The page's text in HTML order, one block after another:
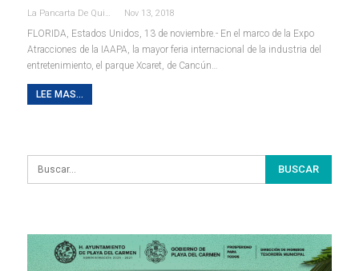
La Pancarta De Quintana Roo Nov 13, 2018
FLORIDA, Estados Unidos, 13 de noviembre.- En el marco de la Expo
Atracciones de la IAAPA, la mayor feria internacional de la industria del
entretenimiento, el parque Xcaret, de Cancún…
LEE MAS...